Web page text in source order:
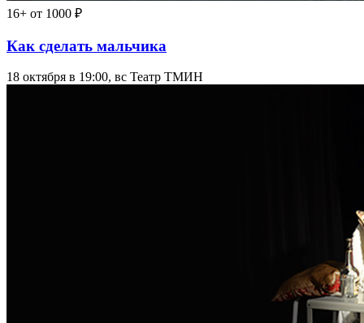
16+ от 1000 ₽
Как сделать мальчика
18 октября в 19:00, вс Театр ТМИН